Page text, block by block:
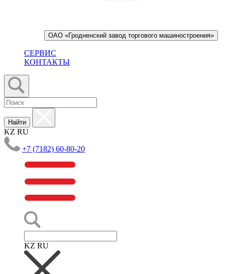
ОАО «Гродненский завод торгового машиностроения»
СЕРВИС
КОНТАКТЫ
Найти
KZ RU
+7 (7182) 60-80-20
KZ RU